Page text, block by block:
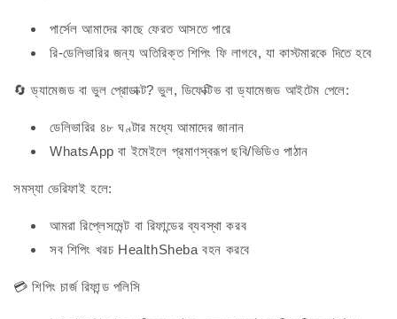
পার্সেল আমাদের কাছে ফেরত আসতে পারে
রি-ডেলিভারির জন্য অতিরিক্ত শিপিং ফি লাগবে, যা কাস্টমারকে দিতে হবে
🔄 ড্যামেজড বা ভুল প্রোডাক্ট? ভুল, ডিফেক্টিভ বা ড্যামেজড আইটেম পেলে:
ডেলিভারির ৪৮ ঘণ্টার মধ্যে আমাদের জানান
WhatsApp বা ইমেইলে প্রমাণস্বরূপ ছবি/ভিডিও পাঠান
সমস্যা ভেরিফাই হলে:
আমরা রিপ্লেসমেন্ট বা রিফান্ডের ব্যবস্থা করব
সব শিপিং খরচ HealthSheba বহন করবে
💳 শিপিং চার্জ রিফান্ড পলিসি